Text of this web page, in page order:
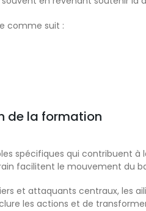
comme suit :
de la formation
spécifiques qui contribuent à
facilitent le mouvement du
et attaquants centraux, les
les actions et de